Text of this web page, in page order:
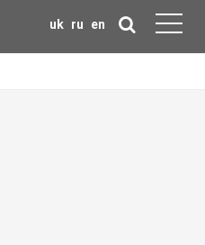
uk ru en